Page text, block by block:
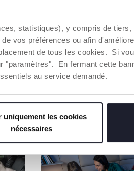
statistiques), y compris de
vos préférences ou afin
de tous les cookies. Si
"paramètres". En fermant cette
au service demandé.
uniquement les cookies
nécessaires
Toute
d'une